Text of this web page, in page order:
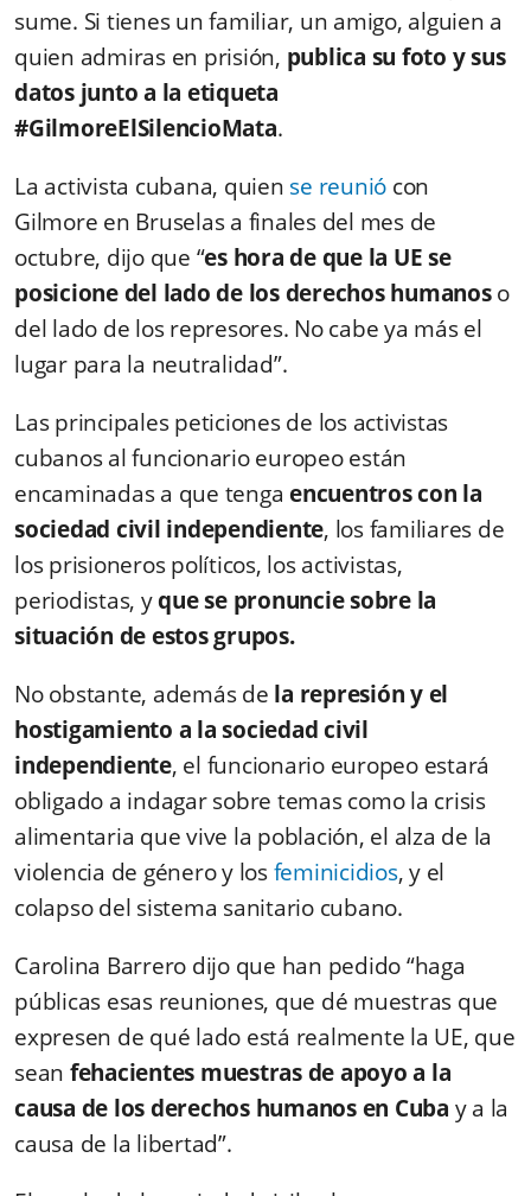
sume. Si tienes un familiar, un amigo, alguien a
quien admiras en prisión, publica su foto y sus
datos junto a la etiqueta
#GilmoreElSilencioMata.
La activista cubana, quien se reunió con
Gilmore en Bruselas a finales del mes de
octubre, dijo que “es hora de que la UE se
posicione del lado de los derechos humanoso
del lado de los represores. No cabe ya más el
lugar para la neutralidad”.
Las principales peticiones de los activistas
cubanos al funcionario europeo están
encaminadas a que tenga encuentros con la
sociedad civil independiente, los familiares de
los prisioneros políticos, los activistas,
periodistas, yque se pronuncie sobre la
situación de estos grupos.
No obstante, además de la represión y el
hostigamiento a la sociedad civil
independiente, el funcionario europeo estará
obligado a indagar sobre temas como la crisis
alimentaria que vive la población, el alza de la
violencia de género y losfeminicidios, y el
colapso del sistema sanitario cubano.
Carolina Barrero dijo que han pedido “haga
públicas esas reuniones, que dé muestras que
expresen de qué lado está realmente la UE, que
sean fehacientes muestras de apoyo a la
causa de los derechos humanos en Cuba y a la
causa de la libertad”.